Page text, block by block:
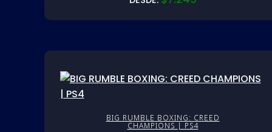
BIG RUMBLE BOXING: CREED
CHAMPIONS | PS4